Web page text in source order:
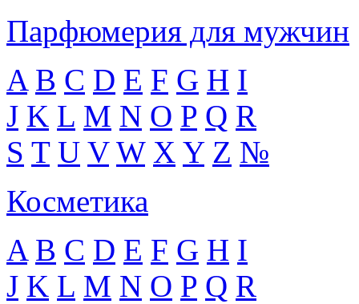
Парфюмерия для мужчин
A B C D E F G H I
J K L M N O P Q R
S T U V W X Y Z №
Косметика
A B C D E F G H I
J K L M N O P Q R